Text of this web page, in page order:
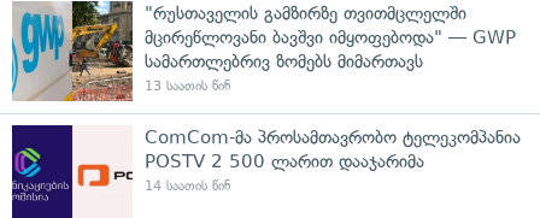
"რუსთაველის გამზირზე თვითმცლელში
მცირეწლოვანი ბავშვი იმყოფებოდა" — GWP
სამართლებრივ ზომებს მიმართავს
13 საათის წინ
ComCom-მა პროსამთავრობო ტელეკომპანია
POSTV 2 500 ლარით დააჯარიმა
14 საათის წინ